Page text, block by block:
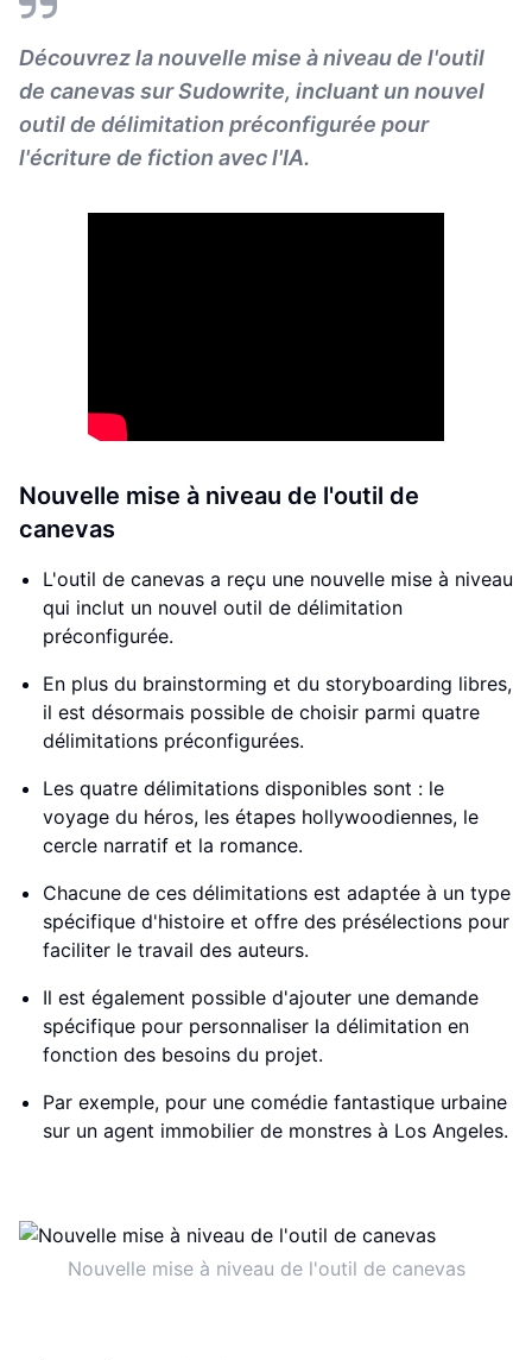
Découvrez la nouvelle mise à niveau de l'outil
de canevas sur Sudowrite, incluant un nouvel
outil de délimitation préconfigurée pour
l'écriture de fiction avec l'IA.
Nouvelle mise à niveau de l'outil de
canevas
L'outil de canevas a reçu une nouvelle mise à niveau
qui inclut un nouvel outil de délimitation
préconfigurée.
En plus du brainstorming et du storyboarding libres,
il est désormais possible de choisir parmi quatre
délimitations préconfigurées.
Les quatre délimitations disponibles sont : le
voyage du héros, les étapes hollywoodiennes, le
cercle narratif et la romance.
Chacune de ces délimitations est adaptée à un type
spécifique d'histoire et offre des présélections pour
faciliter le travail des auteurs.
Il est également possible d'ajouter une demande
spécifique pour personnaliser la délimitation en
fonction des besoins du projet.
Par exemple, pour une comédie fantastique urbaine
sur un agent immobilier de monstres à Los Angeles.
Nouvelle mise à niveau de l'outil de canevas